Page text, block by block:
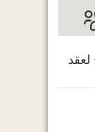
لعقد